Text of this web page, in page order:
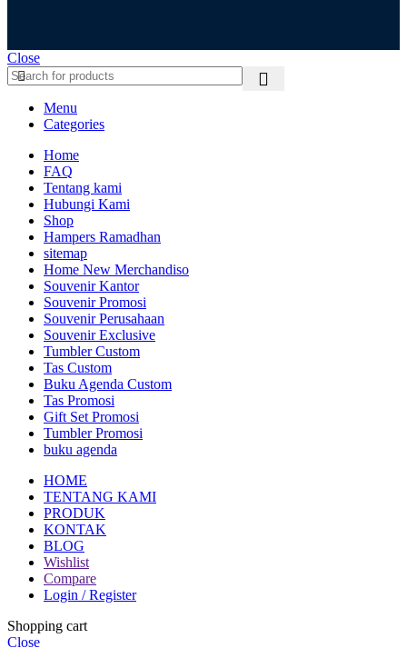
Close
Menu
Categories
Home
FAQ
Tentang kami
Hubungi Kami
Shop
Hampers Ramadhan
sitemap
Home New Merchandiso
Souvenir Kantor
Souvenir Promosi
Souvenir Perusahaan
Souvenir Exclusive
Tumbler Custom
Tas Custom
Buku Agenda Custom
Tas Promosi
Gift Set Promosi
Tumbler Promosi
buku agenda
HOME
TENTANG KAMI
PRODUK
KONTAK
BLOG
Wishlist
Compare
Login / Register
Shopping cart
Close